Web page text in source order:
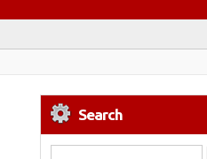
Search